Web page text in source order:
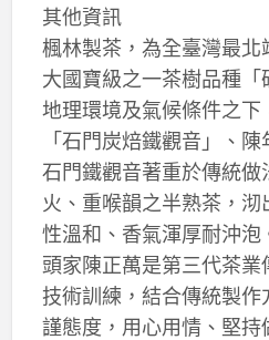
其他資訊
楓林製茶，為全臺灣最北
大國寶級之一茶樹品種
地理環境及氣候條件之下
「石門炭焙鐵觀音」、陳
石門鐵觀音著重於傳統
火、重喉韻之半熟茶，
性溫和、香氣渾厚耐沖泡
頭家陳正萬是第三代茶
技術訓練，結合傳統製
謹態度，用心用情、堅持